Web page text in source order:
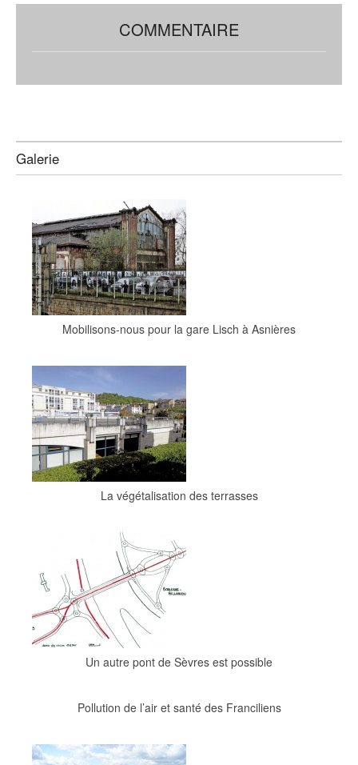
COMMENTAIRE
Galerie
Mobilisons-nous pour la gare Lisch à Asnières
La végétalisation des terrasses
Un autre pont de Sèvres est possible
Pollution de l’air et santé des Franciliens